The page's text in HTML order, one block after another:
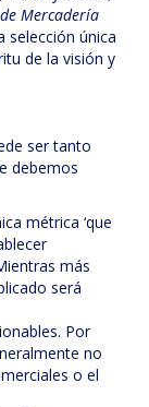
Mercadería
selección única
de la visión y
ser tanto
debemos
métrica ‘que
más
será
Por
no
o el